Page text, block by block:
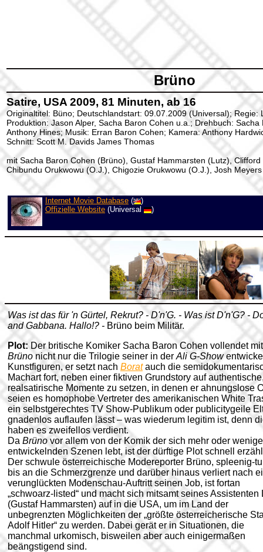
Brüno
Satire, USA 2009, 81 Minuten, ab 16
Originaltitel: Büno; Deutschlandstart: 09.07.2009 (Universal); Regie:
Produktion: Jason Alper, Sacha Baron Cohen u.a.; Drehbuch: Sacha
Anthony Hines; Musik: Erran Baron Cohen; Kamera: Anthony
Schnitt: Scott M. Davids James Thomas
mit Sacha Baron Cohen (Brüno), Gustaf Hammarsten (Lutz),
Chibundu Orukwowu (O.J.), Chigozie Orukwowu (O.J.), Josh
Internet Movie Database (
)
Offizielle Website (Universal )
Was ist das für 'n Gürtel, Rekrut? - D'n'G. - Was ist D'n'G? -
and Gabbana. Hallo!? - Brüno beim Militär.
Plot: Der britische Komiker Sacha Baron Cohen vollendet mit
Brüno nicht nur die Trilogie seiner in der Ali G-Show
Kunstfiguren, er setzt nach Boratauch die
Machart fort, neben einer fiktiven Grundstory auf
realsatirische Momente zu setzen, in denen er ahnungslose
seien es homophobe Vertreter des amerikanischen White
ein selbstgerechtes TV Show-Publikum oder publicitygeile
gnadenlos auflaufen lässt – was wiederum legitim ist, denn
haben es zweifellos verdient.
Da Brüno vor allem von der Komik der sich mehr oder
entwickelnden Szenen lebt, ist der dürftige Plot schnell
Der schwule österreichische Modereporter Brüno, spleenig-
bis an die Schmerzgrenze und darüber hinaus verliert nach
verunglückten Modenschau-Auftritt seinen Job, ist fortan
„schwoarz-listed“ und macht sich mitsamt seines Assistenten
(Gustaf Hammarsten) auf in die USA, um im Land der
unbegrenzten Möglichkeiten der „größte österreicherische
Adolf Hitler“ zu werden. Dabei gerät er in Situationen, die
manchmal urkomisch, bisweilen aber auch einigermaßen
beängstigend sind.